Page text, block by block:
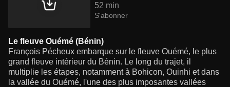
52 min
S'abonner
Le fleuve Ouémé (Bénin)
François Pécheux embarque sur le fleuve Ouémé, le plus
grand fleuve intérieur du Bénin. Le long du trajet, il
multiplie les étapes, notamment à Bohicon, Ouinhi et dans
la vallée du Ouémé, l'une des plus imposantes vallées